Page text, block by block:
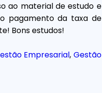
ao material de estudo e
pagamento da taxa de
Bons estudos!
Empresarial, Gestão